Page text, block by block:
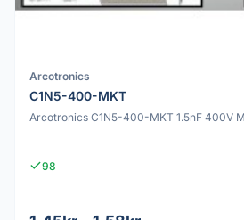
Arcotronics
C1N5-400-MKT
Arcotronics C1N5-400-MKT 1.5nF 400V
98